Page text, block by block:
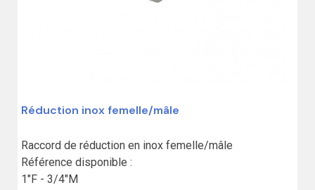
Réduction inox femelle/mâle
Raccord de réduction en inox femelle/mâle
Référence disponible :